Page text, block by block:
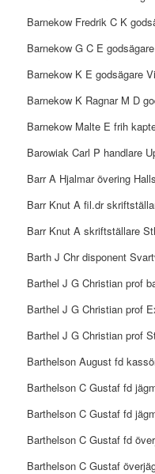
Barnekow Fredrik C K
Barnekow G C E
Barnekow K E godsägare
Barnekow K Ragnar M D
Barnekow Malte E frih
Barowiak Carl P handlare
Barr A Hjalmar övering
Barr Knut A fil.dr
Barr Knut A skriftställare
Barth J Chr disponent
Barthel J G Christian prof
Barthel J G Christian prof
Barthel J G Christian prof
Barthelson August fd
Barthelson C Gustaf fd
Barthelson C Gustaf fd
Barthelson C Gustaf fd
Barthelson C Gustaf